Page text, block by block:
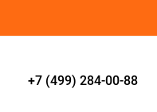
+7 (499) 284-00-88